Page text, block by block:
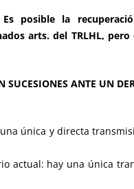
Es posible la
arts. del TRLHL,
SUCESIONES ANTE UN
única y directa
actual: hay una única